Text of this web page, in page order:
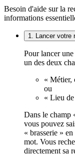
Besoin d'aide sur la
informations
1. Lancer votre
Pour lancer
un des deux
« Métier,
ou
« Lieu
Dans le champ
vous pouvez
« brasserie »
mot. Vous
directement sa